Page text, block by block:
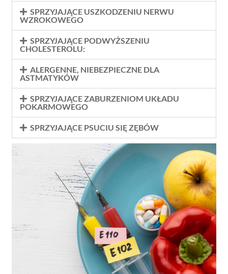
SPRZYJAJĄCE USZKODZENIU NERWU
WZROKOWEGO
SPRZYJAJĄCE PODWYŻSZENIU
CHOLESTEROLU:
ALERGENNE, NIEBEZPIECZNE DLA
ASTMATYKÓW
SPRZYJAJĄCE ZABURZENIOM UKŁADU
POKARMOWEGO
SPRZYJAJĄCE PSUCIU SIĘ ZĘBÓW